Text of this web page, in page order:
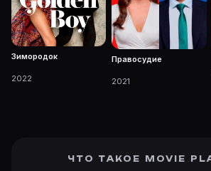
Зимородок
2022
Правосудие
2021
ЧТО ТАКОЕ MOVIE